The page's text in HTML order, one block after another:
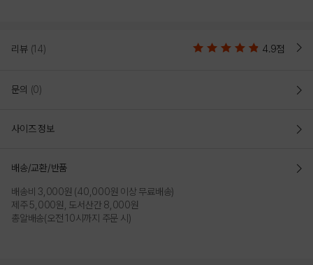
(N242TS712P)
컬러감 있는 스몰로고 아트웍으로 포인트를 준 스타일
전체적으로 여유로운 사이즈의 루즈핏으로 작업되어 활동성이 좋고 편안하게
텐션이 좋은 RIB을 사용하여 넥라인을 잡아주고 BACKBOARD를 상징하는
흡습속건과 UV차단 기능성이 있는 아스킨 쿨링 원사를 사용하여 우수한
터치감과 착용감을 제공
리뷰 (14) 4.9점
문의 (0)
사이즈 정보
배송/교환/반품
배송비 3,000원 (40,000원 이상 무료배송)
제주 5,000원, 도서산간 8,000원
총알배송(오전 10시까지 주문 시)